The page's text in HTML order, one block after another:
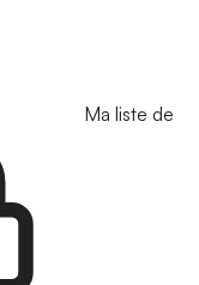
Ma liste de